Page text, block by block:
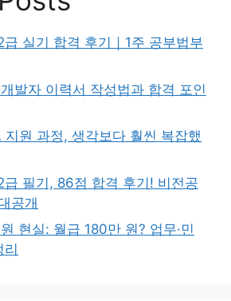
실기 합격 후기｜1주 공부법부
발자 이력서 작성법과 합격 포인
지원 과정, 생각보다 훨씬 복잡했
급 필기, 86점 합격 후기! 비전공
공개
현실: 월급 180만 원? 업무·민
리